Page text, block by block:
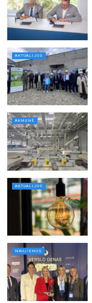
AKTUALIJOS
AKMENĖ
AKTUALIJOS
NAUJIENOS